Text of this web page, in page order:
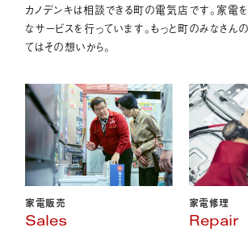
カノデンキは相談できる町の電気店です。家電
なサービスを行っています。もっと町のみなさん
てはその想いから。
家電販売
Sales
家電修理
Repair